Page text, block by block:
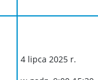
4 lipca 2025 r.